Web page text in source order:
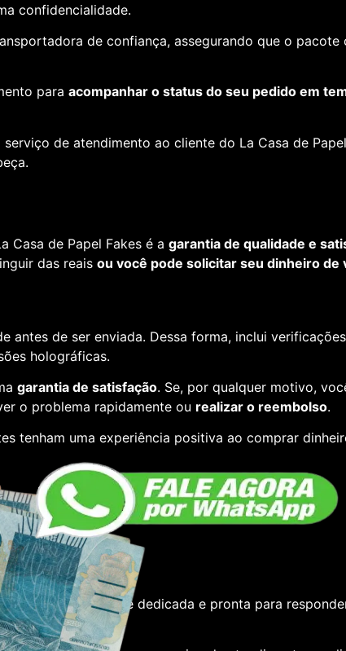
confidencialidade.
de confiança, assegurando que o
para acompanhar o status do seu pedido em
de atendimento ao cliente do La Casa de
Casa de Papel Fakes é a garantia de qualidade e
das reais ou você pode solicitar seu dinheiro de
antes de ser enviada. Dessa forma, inclui
holográficas.
garantia de satisfação. Se, por qualquer motivo,
o problema rapidamente ou realizar o reembolso.
tenham uma experiência positiva ao comprar
com uma equipe dedicada e pronta para